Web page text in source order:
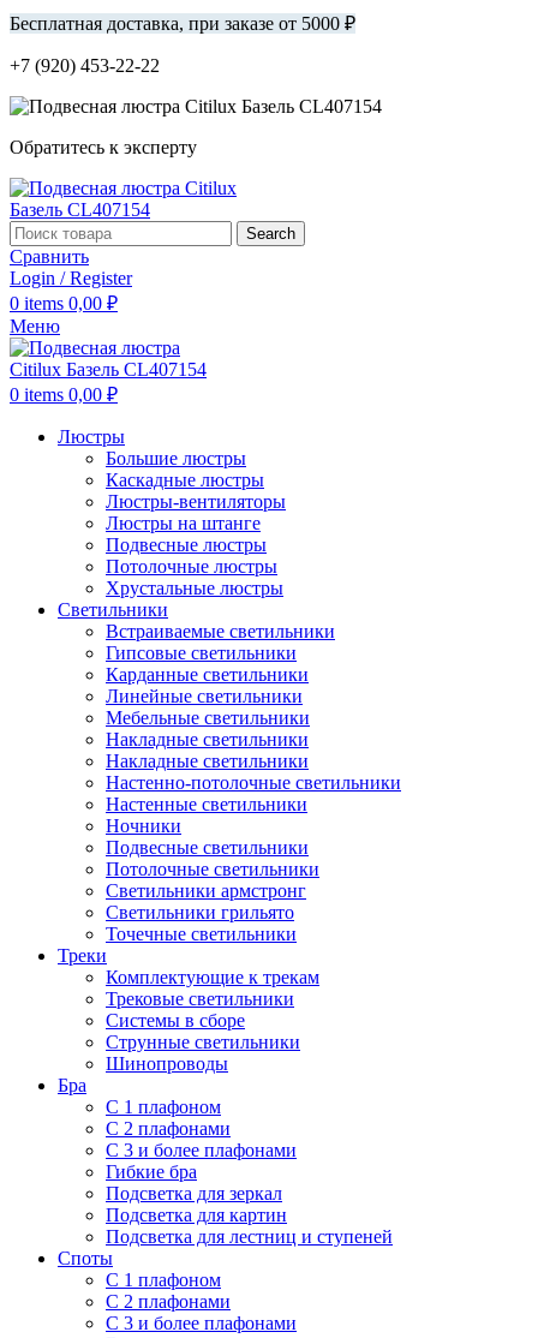
Бесплатная доставка, при заказе от 5000 ₽
+7 (920) 453-22-22
Обратитесь к эксперту
Search
Сравнить
Login / Register
0 items 0,00 ₽
Меню
0 items 0,00 ₽
Люстры
Большие люстры
Каскадные люстры
Люстры-вентиляторы
Люстры на штанге
Подвесные люстры
Потолочные люстры
Хрустальные люстры
Светильники
Встраиваемые светильники
Гипсовые светильники
Карданные светильники
Линейные светильники
Мебельные светильники
Накладные светильники
Накладные светильники
Настенно-потолочные светильники
Настенные светильники
Ночники
Подвесные светильники
Потолочные светильники
Светильники армстронг
Светильники грильято
Точечные светильники
Треки
Комплектующие к трекам
Трековые светильники
Системы в сборе
Струнные светильники
Шинопроводы
Бра
С 1 плафоном
С 2 плафонами
С 3 и более плафонами
Гибкие бра
Подсветка для зеркал
Подсветка для картин
Подсветка для лестниц и ступеней
Споты
С 1 плафоном
С 2 плафонами
С 3 и более плафонами